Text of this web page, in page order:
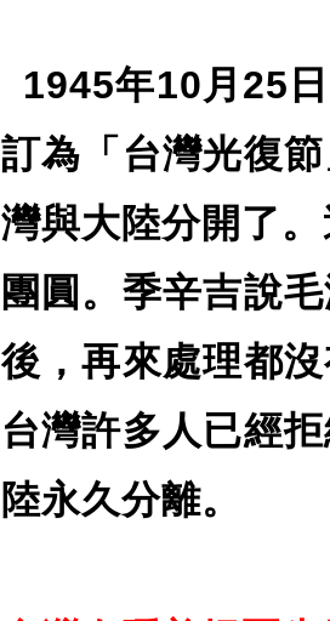
1945年10月 25
訂為「台灣光復
灣與大陸分開了
團圓。季辛吉說
後，再來處理都
台灣許多人已經
陸永久分離。